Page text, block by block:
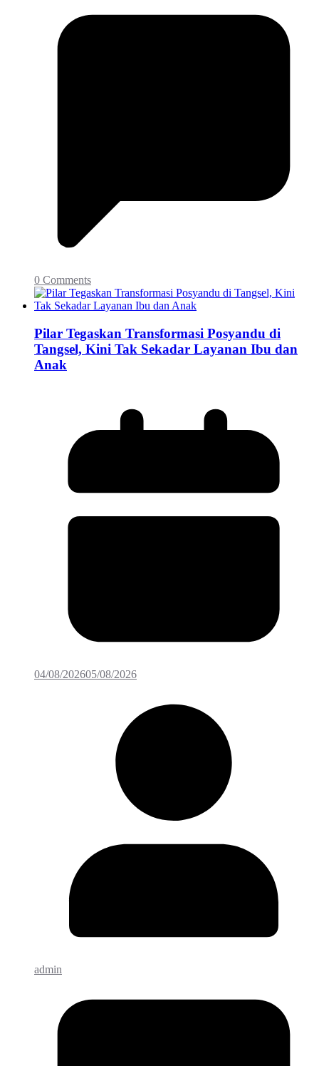
0 Comments
Pilar Tegaskan Transformasi Posyandu di
Tangsel, Kini Tak Sekadar Layanan Ibu dan
Anak
04/08/202605/08/2026
admin